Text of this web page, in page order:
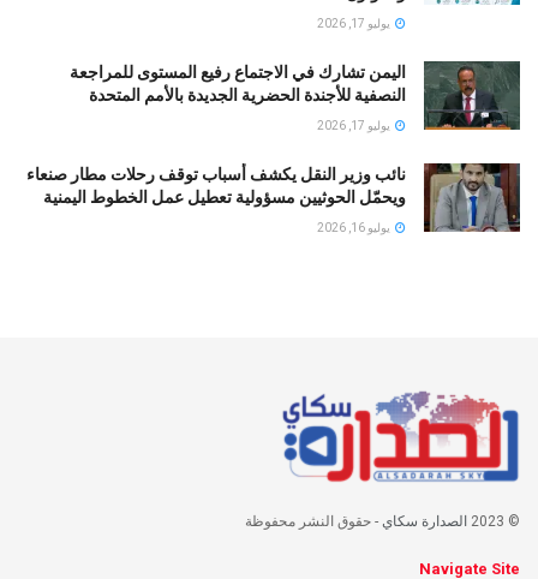
يوليو 17, 2026
اليمن تشارك في الاجتماع رفيع المستوى للمراجعة
النصفية للأجندة الحضرية الجديدة بالأمم المتحدة
يوليو 17, 2026
نائب وزير النقل يكشف أسباب توقف رحلات مطار صنعاء
ويحمّل الحوثيين مسؤولية تعطيل عمل الخطوط اليمنية
يوليو 16, 2026
© 2023 الصدارة سكاي - حقوق النشر محفوظة
Navigate Site